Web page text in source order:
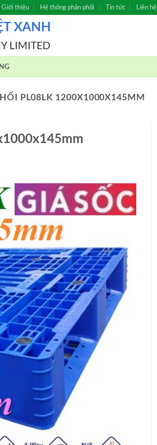
Giới thiệu Hệ thống phân phối Tin tức Liên hệ
XANH
LIMITED
PL08LK 1200X1000X145MM